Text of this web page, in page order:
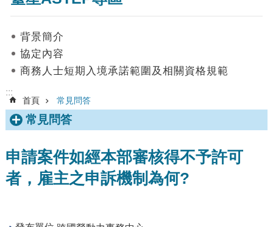
站
覽
絡
我
們
English
隱
私
權
及
背景簡介
協定內容
商務人士短期入境承諾範圍及相關資格規範
:::
首頁 常見問答
常見問答
申請案件如經本部審核得不予許可
者，雇主之申訴機制為何?